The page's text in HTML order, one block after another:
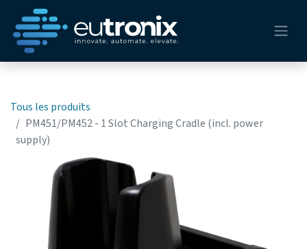
Tous les produits
PM451/PM452 - 1 Slot Charging Cradle (incl. power
supply)